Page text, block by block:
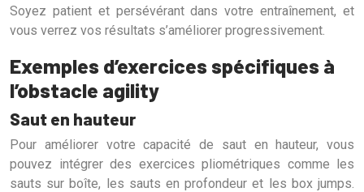
Soyez patient et persévérant dans votre entraînement, et
vous verrez vos résultats s’améliorer progressivement.
Exemples d’exercices spécifiques à
l’obstacle agility
Saut en hauteur
Pour améliorer votre capacité de saut en hauteur, vous
pouvez intégrer des exercices pliométriques comme les
sauts sur boîte, les sauts en profondeur et les box jumps.